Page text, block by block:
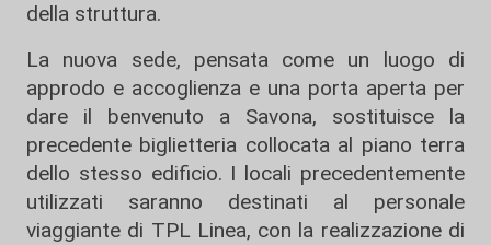
della struttura.
La nuova sede, pensata come un luogo di
approdo e accoglienza e una porta aperta per
dare il benvenuto a Savona, sostituisce la
precedente biglietteria collocata al piano terra
dello stesso edificio. I locali precedentemente
utilizzati saranno destinati al personale
viaggiante di TPL Linea, con la realizzazione di